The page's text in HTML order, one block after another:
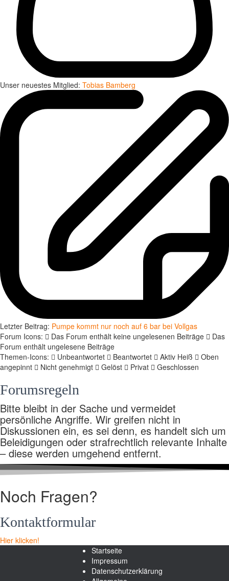
Unser neuestes Mitglied: Tobias Bamberg
Letzter Beitrag: Pumpe kommt nur noch auf 6 bar bei Vollgas
Forum Icons:
Das Forum enthält keine ungelesenen Beiträge
Das
Forum enthält ungelesene Beiträge
Themen-Icons:
Unbeantwortet Beantwortet Aktiv Heiß
Oben
angepinnt
Nicht genehmigt Gelöst Privat Geschlossen
Forumsregeln
Bitte bleibt in der Sache und vermeidet
persönliche Angriffe. Wir greifen nicht in
Diskussionen ein, es sei denn, es handelt sich um
Beleidigungen oder strafrechtlich relevante Inhalte
– diese werden umgehend entfernt.
Noch Fragen?
Kontaktformular
Hier klicken!
Startseite
Impressum
Datenschutzerklärung